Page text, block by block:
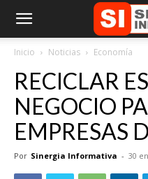
Inicio Noticias Economía
RECICLAR
NEGOCIO
EMPRESAS
Por Sinergia Informativa - 30